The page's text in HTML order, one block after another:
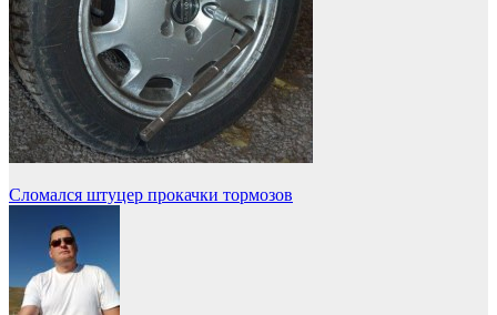
Навигация
записям
Сломался штуцер прокачки тормозов